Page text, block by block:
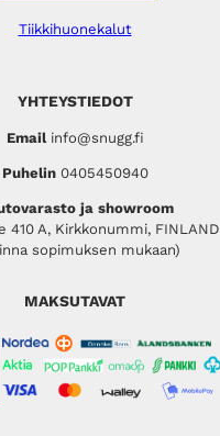
YHTEYSTIEDOT
Emailinfo@snugg.fi
Puhelin 0405450940
ja showroom
410 A, Kirkkonummi, FINLAND
sopimuksen mukaan)
Tiikkihuonekalut
MAKSUTAVAT